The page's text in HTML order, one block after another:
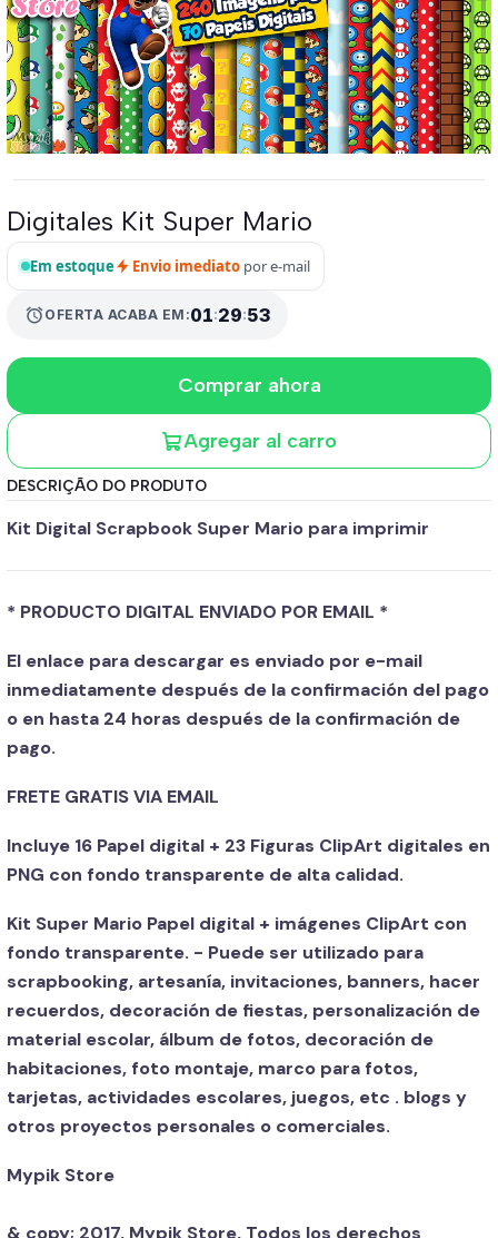
Digitales Kit Super Mario
Em estoque Envio imediato por e-mail
alarmOFERTA ACABA EM:01:29:52
Agregar al carro
Comprar ahora
DESCRIÇÃO DO PRODUTO
Kit Digital Scrapbook Super Mario para imprimir
* PRODUCTO DIGITAL ENVIADO POR EMAIL *
El enlace para descargar es enviado por e-mail
inmediatamente después de la confirmación del pago
o en hasta 24 horas después de la confirmación de
pago.
FRETE GRATIS VIA EMAIL
Incluye 16 Papel digital + 23 Figuras ClipArt digitales en
PNG con fondo transparente de alta calidad.
Kit Super Mario Papel digital + imágenes ClipArt con
fondo transparente. - Puede ser utilizado para
scrapbooking, artesanía, invitaciones, banners, hacer
recuerdos, decoración de fiestas, personalización de
material escolar, álbum de fotos, decoración de
habitaciones, foto montaje, marco para fotos,
tarjetas, actividades escolares, juegos, etc . blogs y
otros proyectos personales o comerciales.
Mypik Store
& copy; 2017, Mypik Store, Todos los derechos